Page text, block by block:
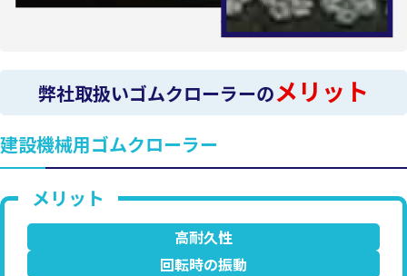
弊社取扱いゴムクローラーのメリット
建設機械用ゴムクローラー
高耐久性
回転時の振動